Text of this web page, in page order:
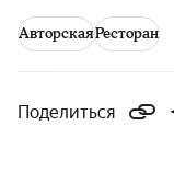
АвторскаяРесторан
Поделиться